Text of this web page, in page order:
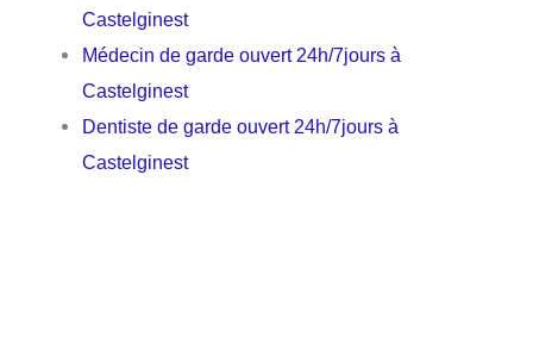
Castelginest
Médecin de garde ouvert 24h/7jours à
Castelginest
Dentiste de garde ouvert 24h/7jours à
Castelginest